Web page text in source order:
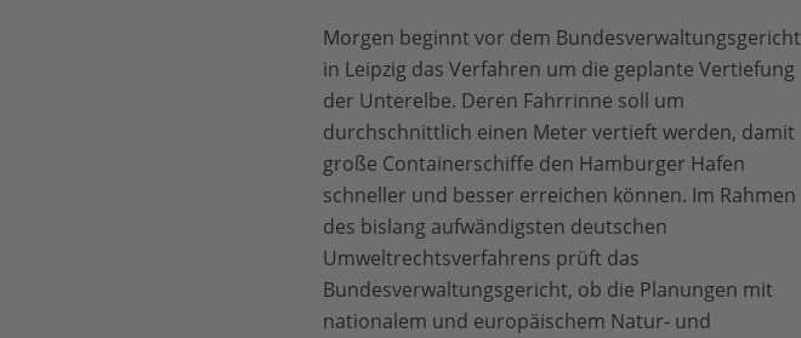
Morgen beginnt vor dem Bundesverwaltungsgericht
in Leipzig das Verfahren um die geplante Vertiefung
der Unterelbe. Deren Fahrrinne soll um
durchschnittlich einen Meter vertieft werden, damit
große Containerschiffe den Hamburger Hafen
schneller und besser erreichen können. Im Rahmen
des bislang aufwändigsten deutschen
Umweltrechtsverfahrens prüft das
Bundesverwaltungsgericht, ob die Planungen mit
nationalem und europäischem Natur- und